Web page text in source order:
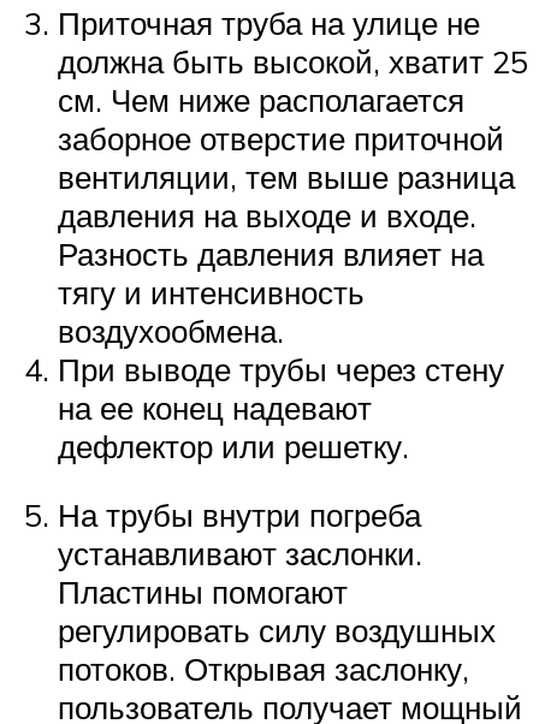
Приточная труба на улице не
должна быть высокой, хватит 25
см. Чем ниже располагается
заборное отверстие приточной
вентиляции, тем выше разница
давления на выходе и входе.
Разность давления влияет на
тягу и интенсивность
воздухообмена.
При выводе трубы через стену
на ее конец надевают
дефлектор или решетку.
На трубы внутри погреба
устанавливают заслонки.
Пластины помогают
регулировать силу воздушных
потоков. Открывая заслонку,
пользователь получает мощный